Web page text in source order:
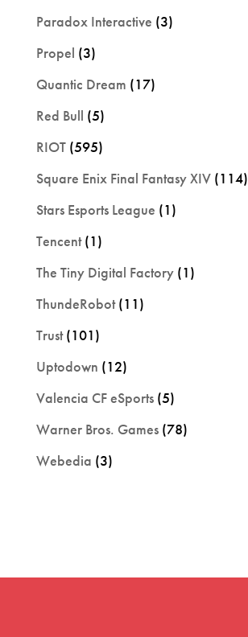
Paradox Interactive (3)
Propel (3)
Quantic Dream (17)
Red Bull (5)
RIOT(595)
Square Enix Final Fantasy XIV(114)
Stars Esports League (1)
Tencent(1)
The Tiny Digital Factory(1)
ThundeRobot(11)
Trust(101)
Uptodown (12)
Valencia CF eSports(5)
Warner Bros. Games(78)
Webedia (3)